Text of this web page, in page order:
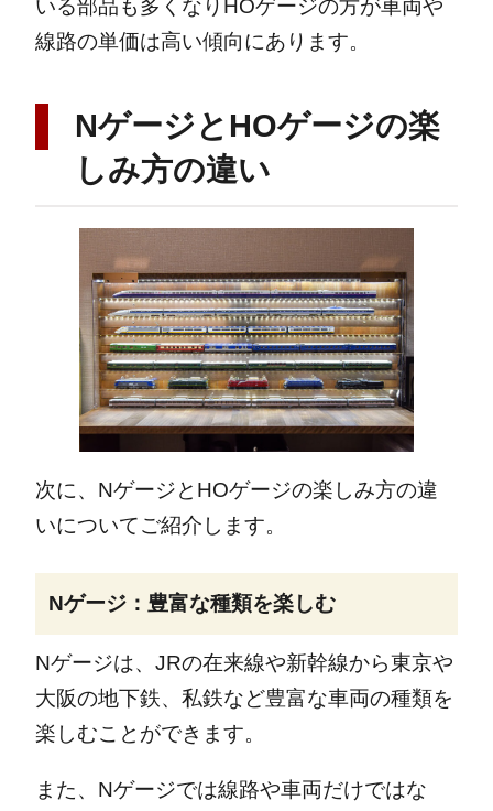
いる部品も多くなりHOゲージの方が車両や
線路の単価は高い傾向にあります。
NゲージとHOゲージの楽
しみ方の違い
次に、NゲージとHOゲージの楽しみ方の違
いについてご紹介します。
Nゲージ：豊富な種類を楽しむ
Nゲージは、JRの在来線や新幹線から東京や
大阪の地下鉄、私鉄など豊富な車両の種類を
楽しむことができます。
また、Nゲージでは線路や車両だけではな